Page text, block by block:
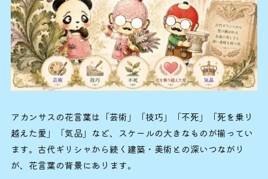
アカンサスの花言葉は「芸術」「技巧」「不死」「死を乗り
越えた愛」「気品」など、スケールの大きなものが揃ってい
ます。古代ギリシャから続く建築・美術との深いつながり
が、花言葉の背景にあります。